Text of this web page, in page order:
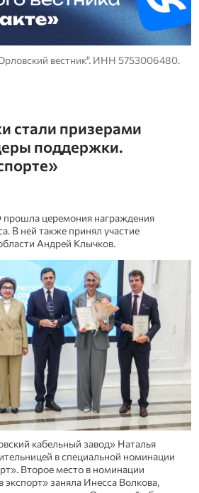
вестник". ИНН 5753006480.
стали призерами
поддержки.
церемония награждения
В ней также принял участие
Андрей Клычков.
кабельный завод» Наталья
в специальной номинации
Второе место в номинации
заняла Инесса Волкова,